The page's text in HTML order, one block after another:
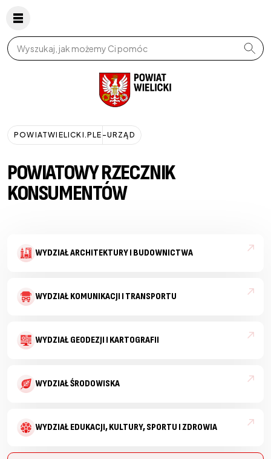
Wpisz szukaną frazę
POWIATWIELICKI.PLE-URZĄD
POWIATOWY RZECZNIK
KONSUMENTÓW
WYDZIAŁ ARCHITEKTURY I BUDOWNICTWA
WYDZIAŁ KOMUNIKACJI I TRANSPORTU
WYDZIAŁ GEODEZJI I KARTOGRAFII
WYDZIAŁ ŚRODOWISKA
WYDZIAŁ EDUKACJI, KULTURY, SPORTU I ZDROWIA